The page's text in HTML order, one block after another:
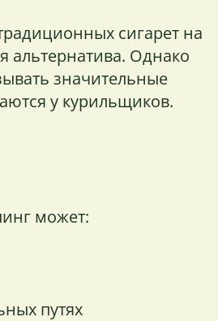
сигарет на
альтернатива. Однако
значительные
у курильщиков.
может:
путях